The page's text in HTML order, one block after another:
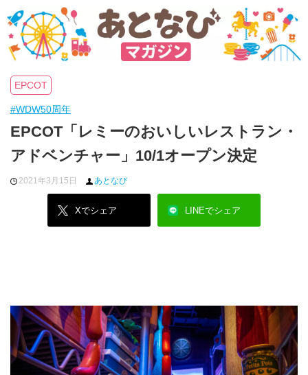
EPCOT
#WDW50周年
EPCOT「レミーのおいしいレストラン・
アドベンチャー」10/1オープン決定
2021年3月15日 あとなび
Xでシェア LINEでシェア